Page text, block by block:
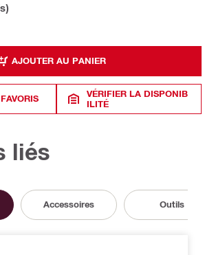
AJOUTER AU PANIER
VÉRIFIER LA DISPONIB
ILITÉ
liés
Accessoires Outils